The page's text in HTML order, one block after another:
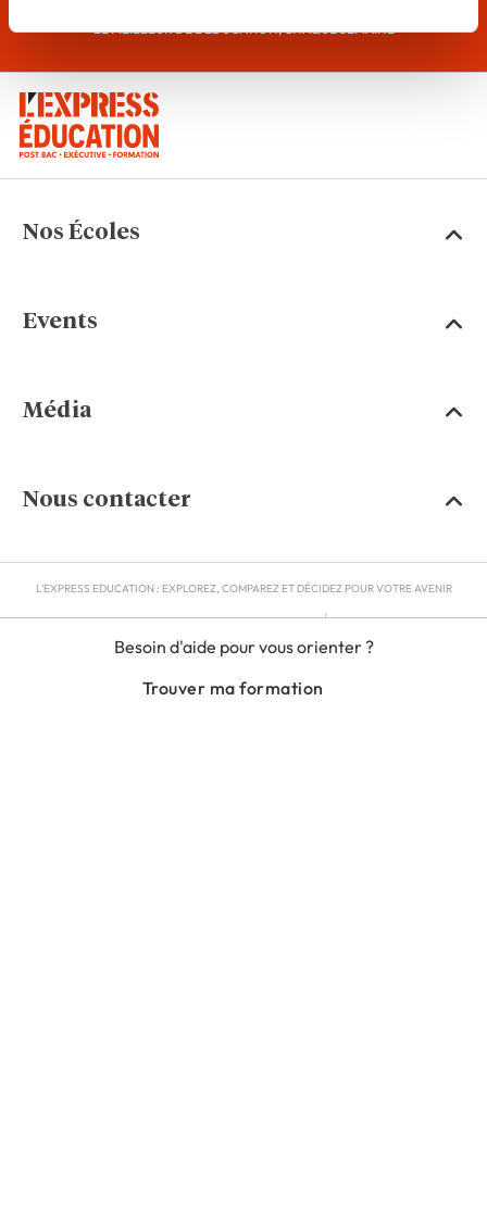
Besoin d'aide pour vous orienter ?
Trouver ma formation
LE MEILLEUR DE L'ÉDUCATION, CHAQUE SEMAINE
Nos Écoles
Events
Média
Nous contacter
L'EXPRESS EDUCATION : EXPLOREZ, COMPAREZ ET DÉCIDEZ POUR VOTRE AVENIR
RGPD